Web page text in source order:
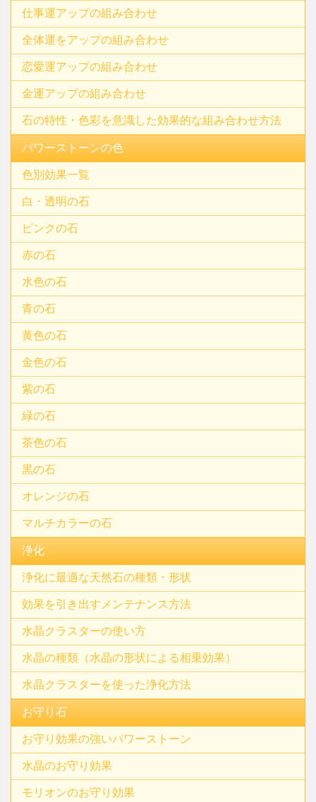
仕事運アップの組み合わせ
全体運をアップの組み合わせ
恋愛運アップの組み合わせ
金運アップの組み合わせ
石の特性・色彩を意識した効果的な組み合わせ方法
パワーストーンの色
色別効果一覧
白・透明の石
ピンクの石
赤の石
水色の石
青の石
黄色の石
金色の石
紫の石
緑の石
茶色の石
黒の石
オレンジの石
マルチカラーの石
浄化
浄化に最適な天然石の種類・形状
効果を引き出すメンテナンス方法
水晶クラスターの使い方
水晶の種類（水晶の形状による相乗効果）
水晶クラスターを使った浄化方法
お守り石
お守り効果の強いパワーストーン
水晶のお守り効果
モリオンのお守り効果